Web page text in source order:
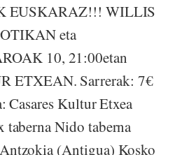
EUSKARAZ!!! WILLIS
eta
10, 21:00etan
ETXEAN. Sarrerak: 7€
Kultur Etxea
Nido taberna
(Antigua) Kosko